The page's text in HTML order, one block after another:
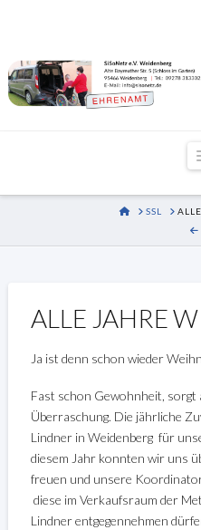
HOME
SSL
ALLE JAHRE
Ja ist denn schon wieder
Fast schon Gewohnheit, sorgt
Überraschung. Die jährliche
Lindner in Weidenberg für
diesem Jahr konnten wir uns
freuen und unsere
diese im Verkaufsraum der
Lindner entgegennehmen